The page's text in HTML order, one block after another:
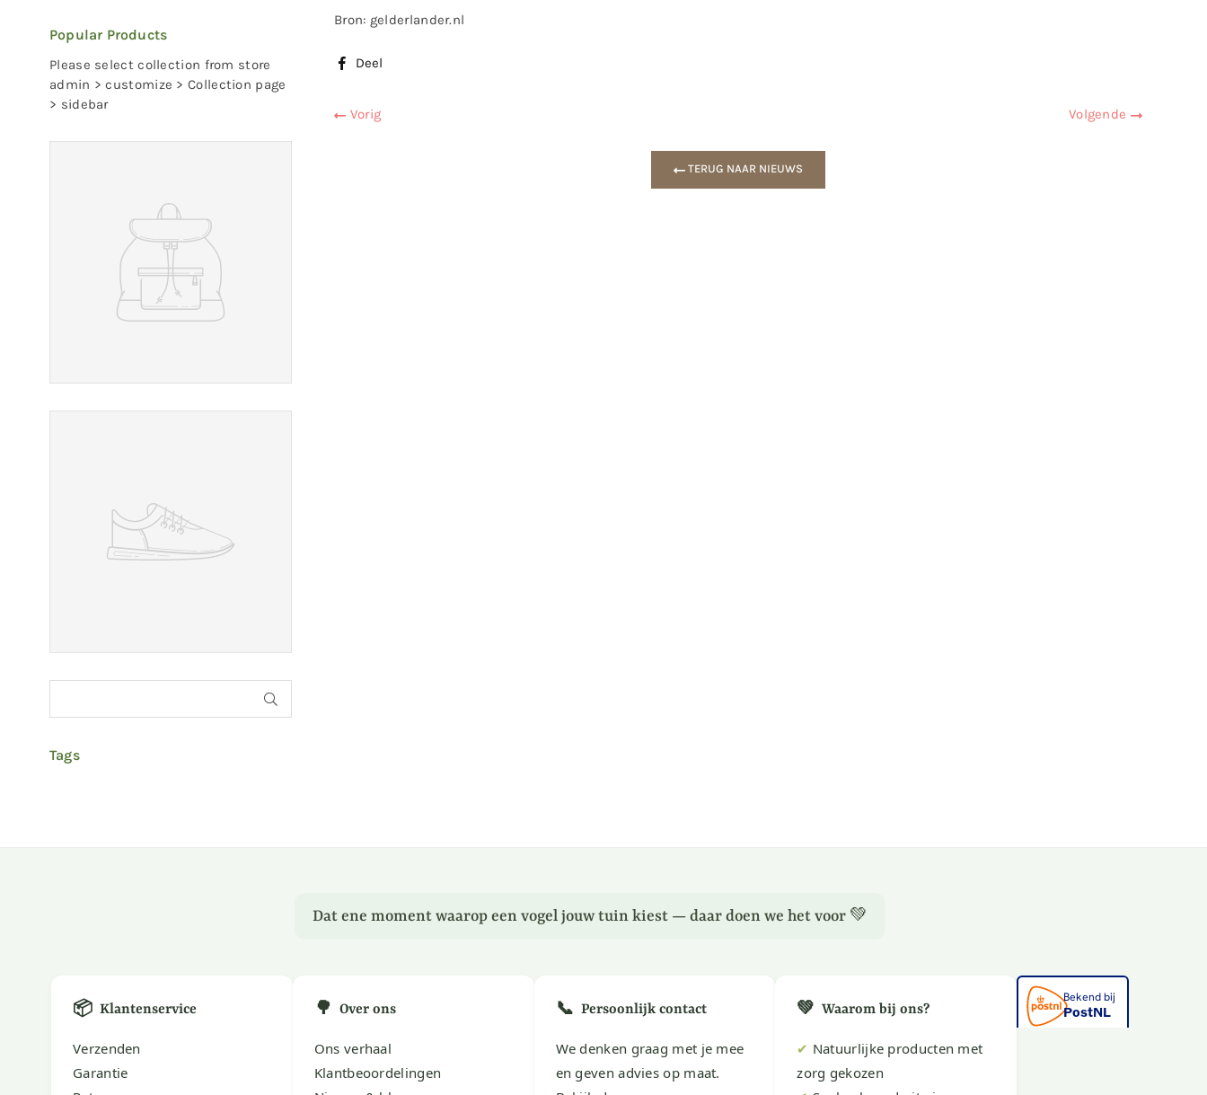
Bron: gelderlander.nl
Deel
Vorig Volgende
TERUG NAAR NIEUWS
Popular Products
Please select collection from store
admin > customize > Collection page
> sidebar
Tags
Dat ene moment waarop een vogel jouw tuin kiest — daar doen we het voor 💚
📦 Klantenservice
Verzenden
Garantie
🌳 Over ons
Ons verhaal
Klantbeoordelingen
📞 Persoonlijk contact
We denken graag met je mee
en geven advies op maat.
💚 Waarom bij ons?
✔ Natuurlijke producten met
zorg gekozen